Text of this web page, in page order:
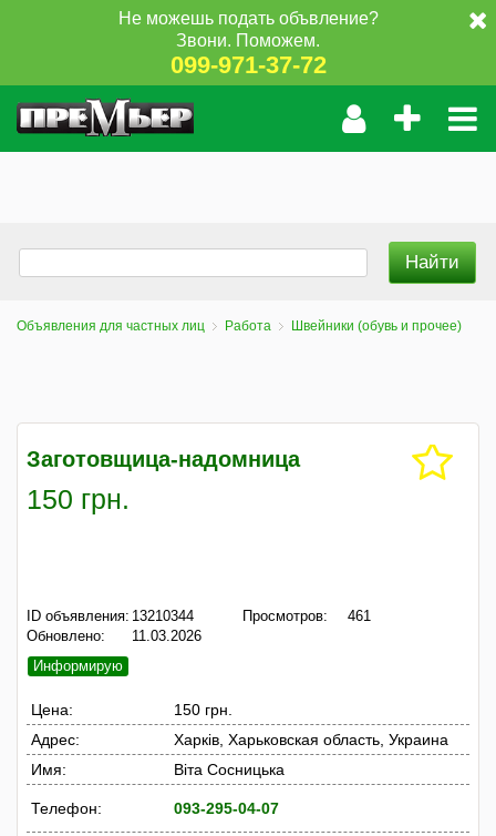
Не можешь подать объвление?
Звони. Поможем.
099-971-37-72
Объявления для частных лиц Работа Швейники (обувь и прочее)
Заготовщица-надомница
150 грн.
ID объявления: 13210344
Обновлено:
11.03.2026
Просмотров: 461
Информирую
Цена:
150 грн.
Адрес:
Харків, Харьковская область, Украина
Имя:
Віта Сосницька
Телефон: 093-295-04-07